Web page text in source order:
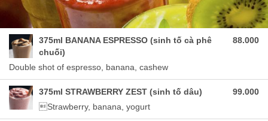
375ml BANANA ESPRESSO (sinh tố cà phê
chuối)
Double shot of espresso, banana, cashew
88.000
375ml STRAWBERRY ZEST (sinh tố dâu)
Strawberry, banana, yogurt
99.000